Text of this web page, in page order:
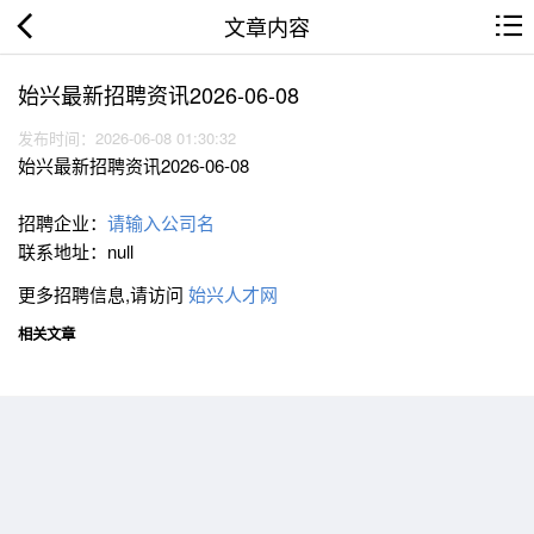
文章内容
始兴最新招聘资讯2026-06-08
发布时间：2026-06-08 01:30:32
始兴最新招聘资讯2026-06-08
招聘企业： 请输入公司名
联系地址：null
更多招聘信息,请访问 始兴人才网
相关文章